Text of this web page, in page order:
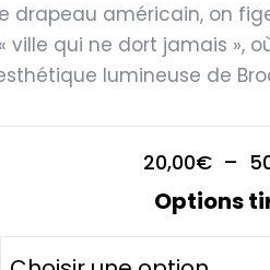
drapeau américain, on
qui ne dort jamais »,
lumineuse de
20,00€ –
Options